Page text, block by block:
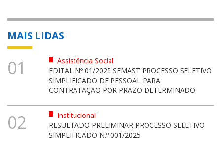
MAIS LIDAS
01
Assistência Social
EDITAL Nº 01/2025 SEMAST PROCESSO SELETIVO
SIMPLIFICADO DE PESSOAL PARA
CONTRATAÇÃO POR PRAZO DETERMINADO.
02
Institucional
RESULTADO PRELIMINAR PROCESSO SELETIVO
SIMPLIFICADO N.º 001/2025